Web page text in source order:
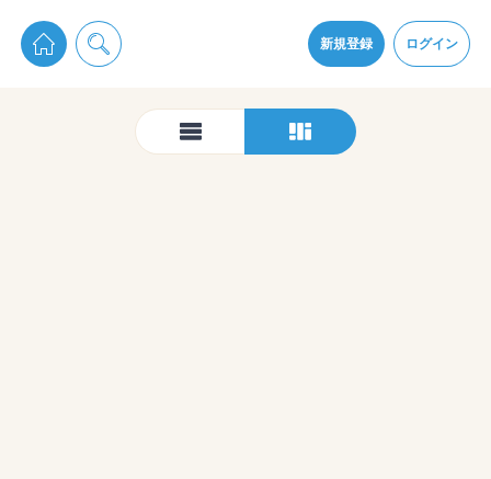
新規登録 ログイン
pixiv Sketchは2024年5月28日付で プライパシーポリシーを改定しました。
通知を受け取るにはここをクリックします
pixiv Sketchアプリでさらに快適に！
アプリをインストール